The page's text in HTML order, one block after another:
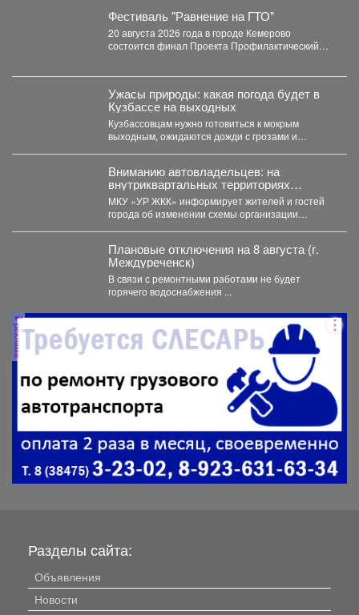
Фестиваль "Равнение на ГТО"
20 августа 2026 года в городе Кемерово
состоится финал Проекта Профилактический
Ужасы природы: какая погода будет в
Кузбассе на выходных
Кузбассовцам нужно готовиться к мокрым
выходным, ожидаются дожди с грозами и
Вниманию автовладельцев: на
внутриквартальных территориях
Междуреченского муниципального
округа вводятся ограничения стоянки.
МКУ «УР ЖКК» информирует жителей и гостей
города об изменении схемы организации
Плановые отключения на 8 августа (г.
Междуреченск)
В связи с ремонтными работами не будет
горячего водоснабжения ...
реклама
Разделы сайта:
Объявления
Новости